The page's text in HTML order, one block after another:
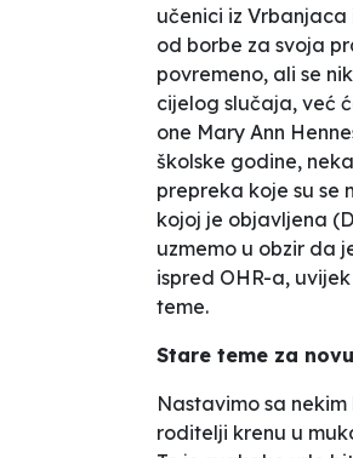
učenici iz
od borbe za svoja
povremeno, ali se
cijelog slučaja, već
one Mary Ann
školske godine,
prepreka koje su se
kojoj je objavljena
uzmemo u obzir da
ispred OHR-a,
teme.
Stare teme za
Nastavimo sa nekim
roditelji krenu u